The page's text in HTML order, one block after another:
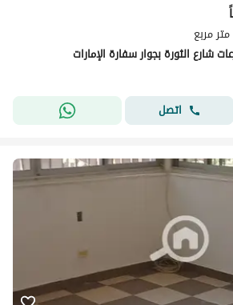
شارع الثورة بجوار سفارة الإمارات
اتصل